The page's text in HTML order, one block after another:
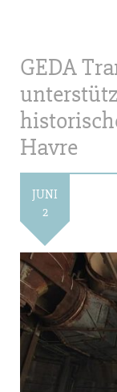
GEDA
Havre
JUNI
2